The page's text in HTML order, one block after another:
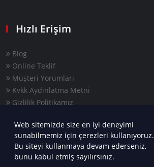
Web sitemizde size en iyi deneyimi
sunabilmemiz için çerezleri kullanıyoruz.
Bu siteyi kullanmaya devam ederseniz,
bunu kabul etmiş sayılırsınız.
Hızlı Erişim
Blog
Online Teklif
Müşteri Yorumları
Kvkk Aydınlatma Metni
Gizlilik Politikamız